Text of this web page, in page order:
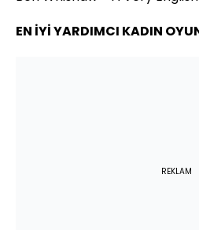
EN İYİ YARDIMCI KADIN
REKLAM